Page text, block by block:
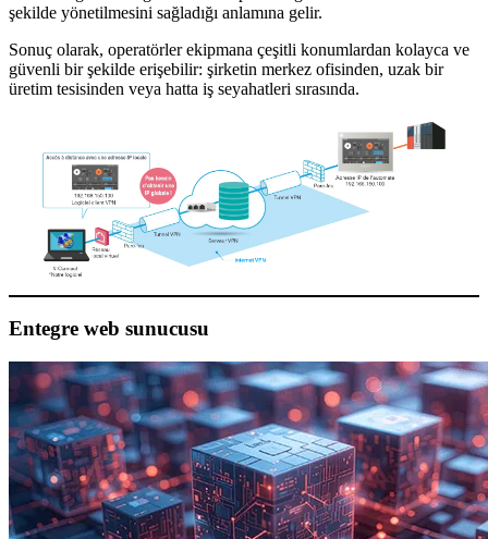
şekilde yönetilmesini sağladığı anlamına gelir.
Sonuç olarak, operatörler ekipmana çeşitli konumlardan kolayca ve
güvenli bir şekilde erişebilir: şirketin merkez ofisinden, uzak bir
üretim tesisinden veya hatta iş seyahatleri sırasında.
Entegre web sunucusu